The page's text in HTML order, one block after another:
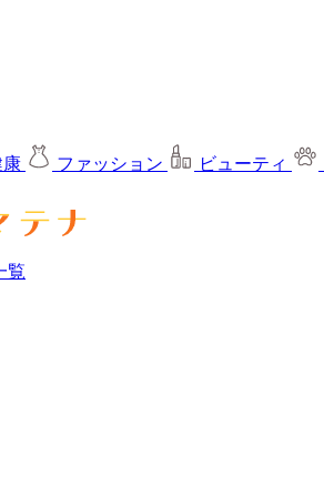
康 ファッション ビューティ
覧